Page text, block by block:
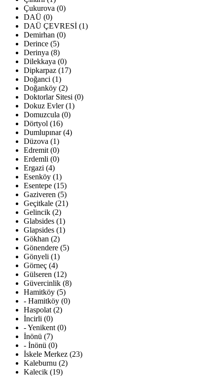
Çukurova (0)
DAÜ (0)
DAÜ ÇEVRESİ (1)
Demirhan (0)
Derince (5)
Derinya (8)
Dilekkaya (0)
Dipkarpaz (17)
Doğanci (1)
Doğanköy (2)
Doktorlar Sitesi (0)
Dokuz Evler (1)
Domuzcula (0)
Dörtyol (16)
Dumlupınar (4)
Düzova (1)
Edremit (0)
Erdemli (0)
Ergazi (4)
Esenköy (1)
Esentepe (15)
Gaziveren (5)
Geçitkale (21)
Gelincik (2)
Glabsides (1)
Glapsides (1)
Gökhan (2)
Gönendere (5)
Gönyeli (1)
Görneç (4)
Gülseren (12)
Güvercinlik (8)
Hamitköy (5)
- Hamitköy (0)
Haspolat (2)
İncirli (0)
- Yenikent (0)
İnönü (7)
- İnönü (0)
İskele Merkez (23)
Kaleburnu (2)
Kalecik (19)